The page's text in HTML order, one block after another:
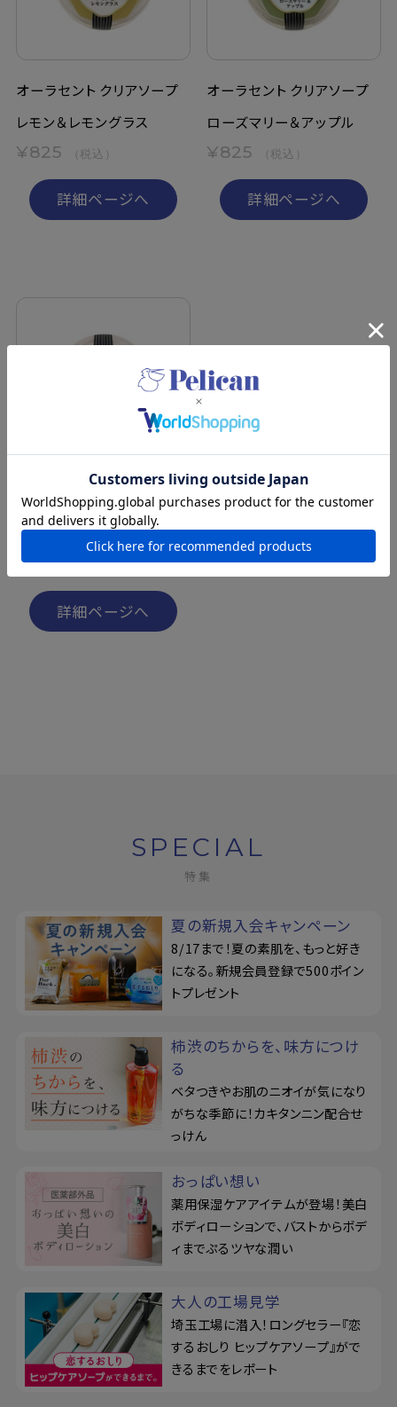
オーラセント クリアソープ
レモン＆レモングラス
¥825 （税込）
詳細ページへ
オーラセント クリアソープ
ローズマリー＆アップル
¥825 （税込）
詳細ページへ
オーラセント クリアソープ
ローズ＆ローズヒップ
¥825（税込）
詳細ページへ
SPECIAL
特集
夏の新規入会キャンペーン
8/17まで！夏の素肌を、もっと好き
になる。新規会員登録で500ポイン
トプレゼント
柿渋のちからを、味方につけ
る
ベタつきやお肌のニオイが気になり
がちな季節に！カキタンニン配合せ
っけん
おっぱい想い
薬用保湿ケアアイテムが登場！美白
ボディローションで、バストからボデ
ィまでぷるツヤな潤い
大人の工場見学
埼玉工場に潜入！ロングセラー『恋
するおしり ヒップケアソープ』がで
きるまでをレポート